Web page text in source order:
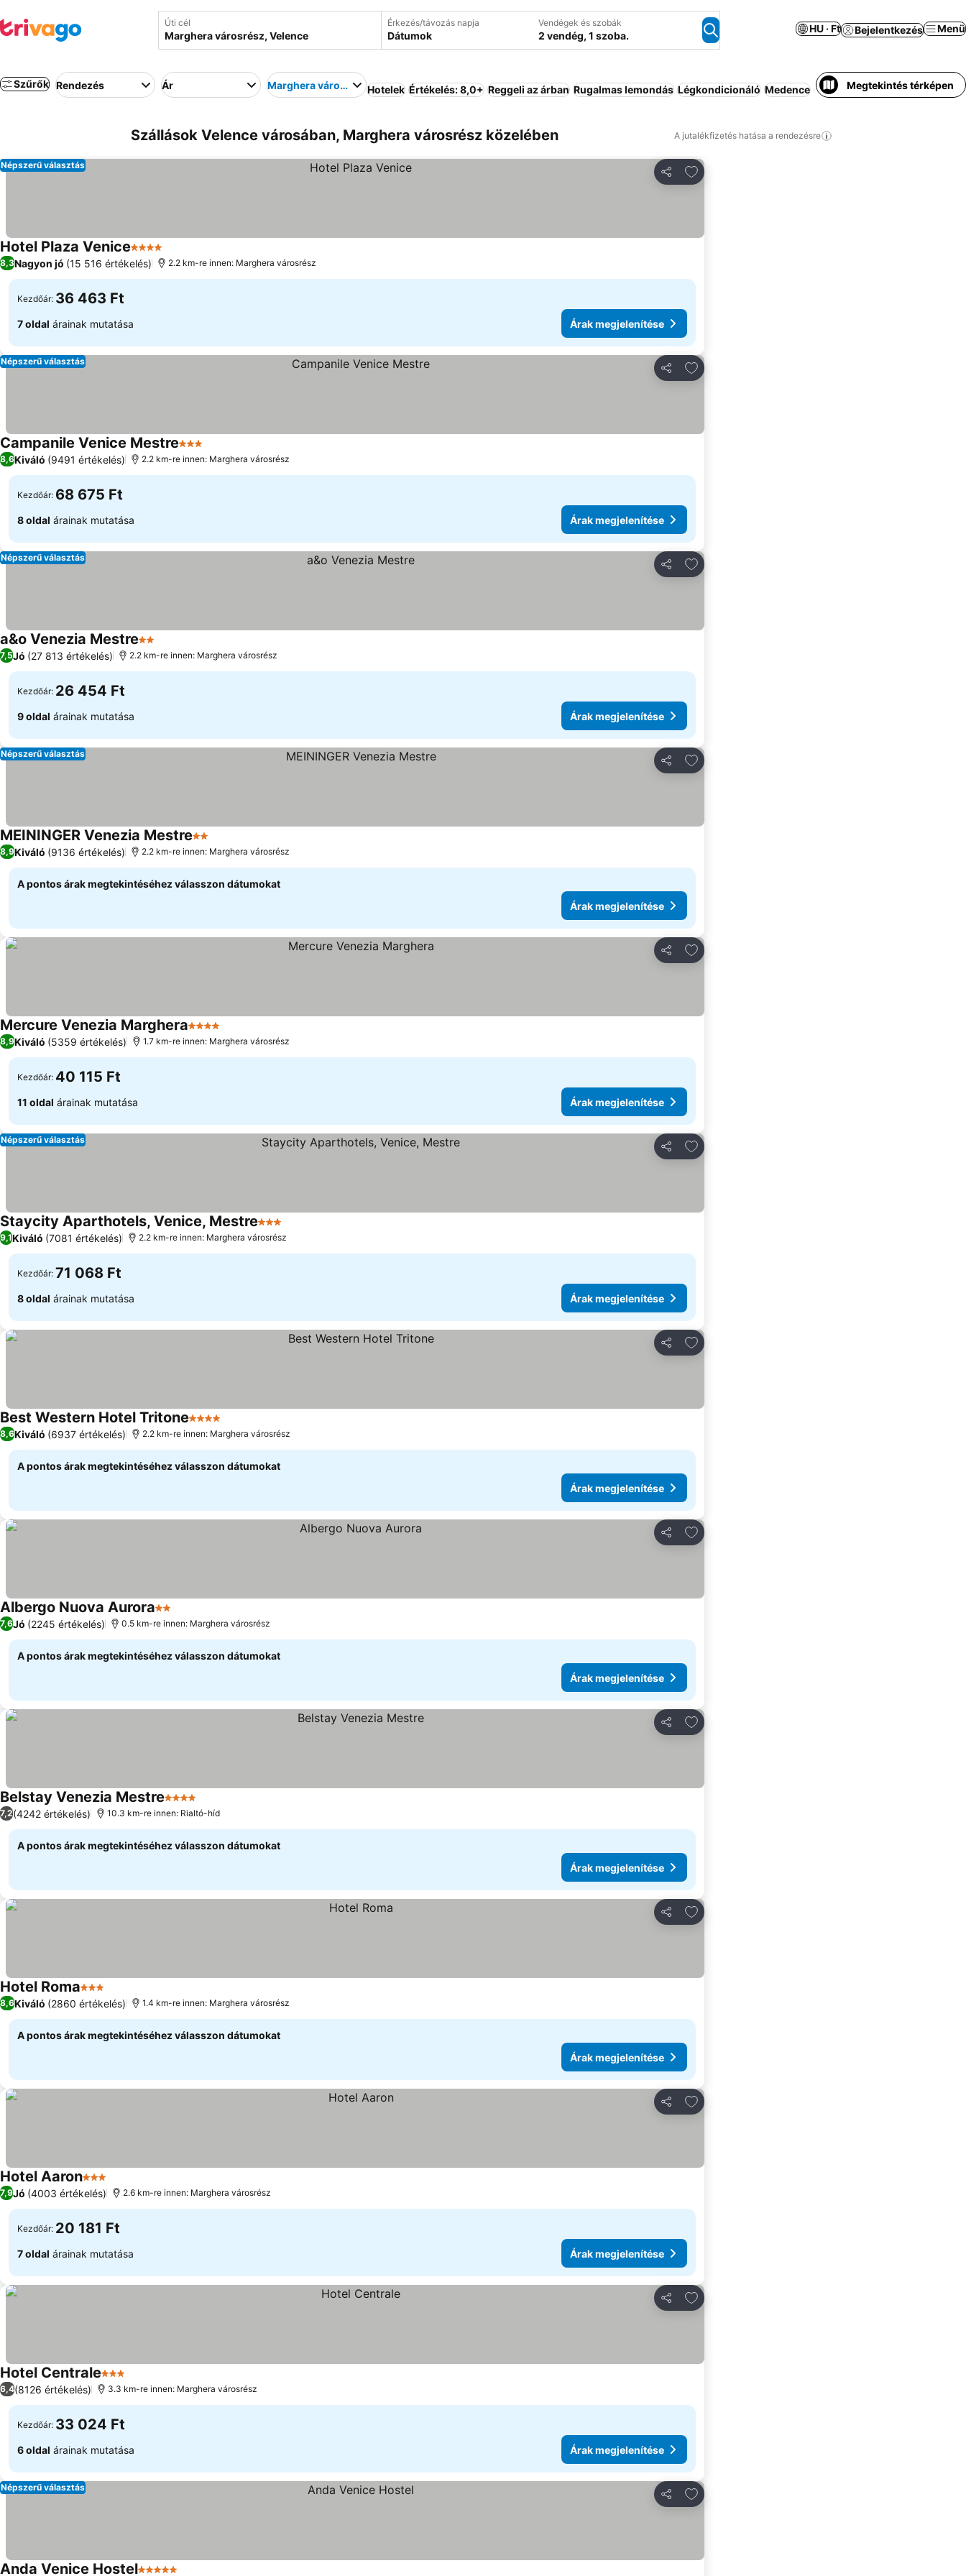
Úti cél Érkezés/távozás napja
Dátumok
Vendégek és szobák
2 vendég, 1 szoba.
HU · Ft Bejelentkezés Menü
Szűrők Rendezés Ár Marghera városrészHotelek Értékelés: 8,0+ Reggeli az árban Rugalmas lemondás Légkondicionáló Medence Apartmanhotel Parkoló
Megtekintés térképen
Szállások Velence városában, Marghera városrész közelében A jutalékfizetés hatása a rendezésre
Megosztás
Hozzáadás a kedvencekhez
Népszerű választás
Hotel Plaza Venice4 Kategória
8,3Nagyon jó (15 516 értékelés) 2.2 km-re innen: Marghera városrész
Kezdőár: 36 463 Ft
7 oldal árainak mutatása Árak megjelenítése
Megosztás
Hozzáadás a kedvencekhez
Népszerű választás
Campanile Venice Mestre3 Kategória
8,6Kiváló (9491 értékelés) 2.2 km-re innen: Marghera városrész
Kezdőár: 68 675 Ft
8 oldal árainak mutatása Árak megjelenítése
Megosztás
Hozzáadás a kedvencekhez
Népszerű választás
a&o Venezia Mestre2 Kategória
7,5Jó (27 813 értékelés) 2.2 km-re innen: Marghera városrész
Kezdőár: 26 454 Ft
9 oldal árainak mutatása Árak megjelenítése
Megosztás
Hozzáadás a kedvencekhez
Népszerű választás
MEININGER Venezia Mestre2 Kategória
8,9Kiváló (9136 értékelés) 2.2 km-re innen: Marghera városrész
A pontos árak megtekintéséhez válasszon dátumokat
Árak megjelenítése
Megosztás
Hozzáadás a kedvencekhez
Mercure Venezia Marghera4 Kategória
8,9Kiváló (5359 értékelés) 1.7 km-re innen: Marghera városrész
Kezdőár: 40 115 Ft
11 oldal árainak mutatása Árak megjelenítése
Megosztás
Hozzáadás a kedvencekhez
Népszerű választás
Staycity Aparthotels, Venice, Mestre3 Kategória
9,1Kiváló (7081 értékelés) 2.2 km-re innen: Marghera városrész
Kezdőár: 71 068 Ft
8 oldal árainak mutatása Árak megjelenítése
Megosztás
Hozzáadás a kedvencekhez
Best Western Hotel Tritone4 Kategória
8,6Kiváló (6937 értékelés) 2.2 km-re innen: Marghera városrész
A pontos árak megtekintéséhez válasszon dátumokat
Árak megjelenítése
Megosztás
Hozzáadás a kedvencekhez
Albergo Nuova Aurora2 Kategória
7,6Jó (2245 értékelés) 0.5 km-re innen: Marghera városrész
A pontos árak megtekintéséhez válasszon dátumokat
Árak megjelenítése
Megosztás
Hozzáadás a kedvencekhez
Belstay Venezia Mestre4 Kategória
7,2(4242 értékelés) 10.3 km-re innen: Rialtó-híd
A pontos árak megtekintéséhez válasszon dátumokat
Árak megjelenítése
Megosztás
Hozzáadás a kedvencekhez
Hotel Roma3 Kategória
8,6Kiváló (2860 értékelés) 1.4 km-re innen: Marghera városrész
A pontos árak megtekintéséhez válasszon dátumokat
Árak megjelenítése
Megosztás
Hozzáadás a kedvencekhez
Hotel Aaron3 Kategória
7,9Jó (4003 értékelés) 2.6 km-re innen: Marghera városrész
Kezdőár: 20 181 Ft
7 oldal árainak mutatása Árak megjelenítése
Megosztás
Hozzáadás a kedvencekhez
Hotel Centrale3 Kategória
6,4(8126 értékelés) 3.3 km-re innen: Marghera városrész
Kezdőár: 33 024 Ft
6 oldal árainak mutatása Árak megjelenítése
Megosztás
Hozzáadás a kedvencekhez
Népszerű választás
Anda Venice Hostel